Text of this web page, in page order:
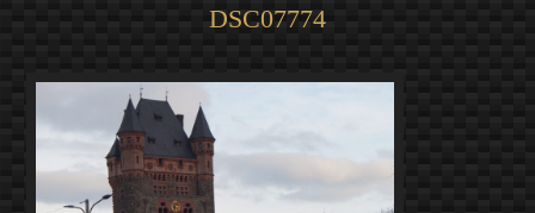
DSC07774